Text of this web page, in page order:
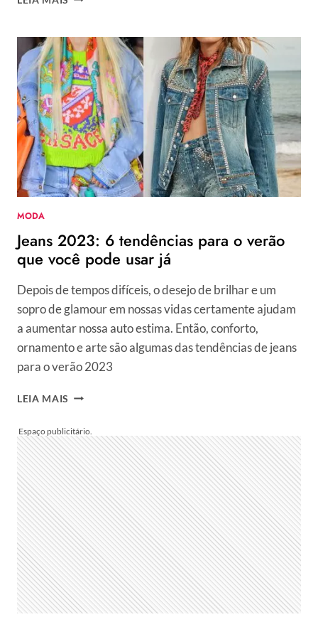
AS
VITRINES
DE
MILÃO
E
AS
PRINCIPAIS
TENDÊNCIAS
MODA
Jeans 2023: 6 tendências para o verão
que você pode usar já
Depois de tempos difíceis, o desejo de brilhar e um
sopro de glamour em nossas vidas certamente ajudam
a aumentar nossa auto estima. Então, conforto,
ornamento e arte são algumas das tendências de jeans
para o verão 2023
LEIA MAIS JEANS
TENDÊNCIAS
PARA
O
VERÃO
QUE
VOCÊ
PODE
USAR
JÁ